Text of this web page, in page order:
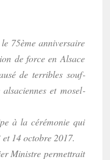
75ème anni­ver­saire
de force en Alsace
de terribles souf­
alsa­ciennes et mosel­
à la céré­mo­nie qui
14 octobre 2017.
Ministre permet­trait